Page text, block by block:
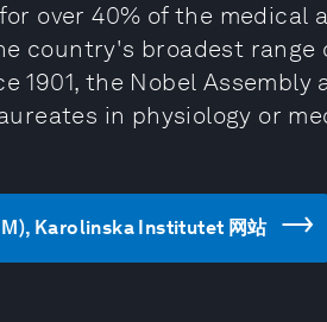
over 40% of the medical
country's broadest range
1901, the Nobel Assembly
in physiology or
Karolinska Institutet 网站